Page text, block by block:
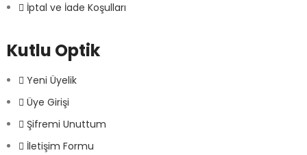
İptal ve İade Koşulları
Kutlu Optik
Yeni Üyelik
Üye Girişi
Şifremi Unuttum
İletişim Formu